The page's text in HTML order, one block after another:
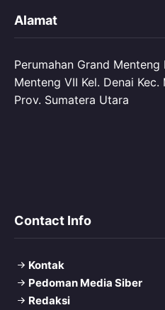
Alamat
Perumahan Grand
Menteng VII Kel. Denai
Prov. Sumatera Utara
Contact Info
Kontak
Pedoman Media Siber
Redaksi